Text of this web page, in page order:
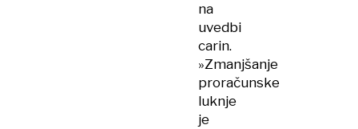
na
uvedbi
carin.
»Zmanjšanje
proračunske
luknje
je